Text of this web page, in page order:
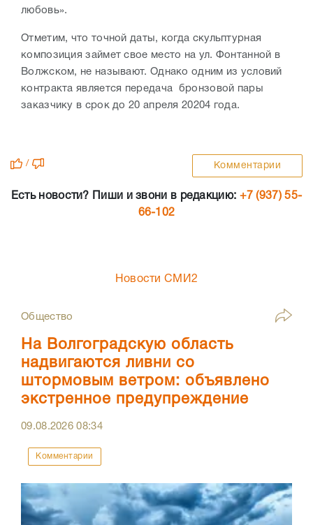
любовь».
Отметим, что точной даты, когда скульптурная
композиция займет свое место на ул. Фонтанной в
Волжском, не называют. Однако одним из условий
контракта является передача бронзовой пары
заказчику в срок до 20 апреля 20204 года.
/ Комментарии
Есть новости? Пиши и звони в редакцию: +7 (937) 55-
66-102
Новости СМИ2
Общество
На Волгоградскую область
надвигаются ливни со
штормовым ветром: объявлено
экстренное предупреждение
09.08.202608:34
Комментарии